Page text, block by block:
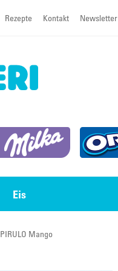
Rezepte Kontakt Newsletter
Eis
PIRULO Mango